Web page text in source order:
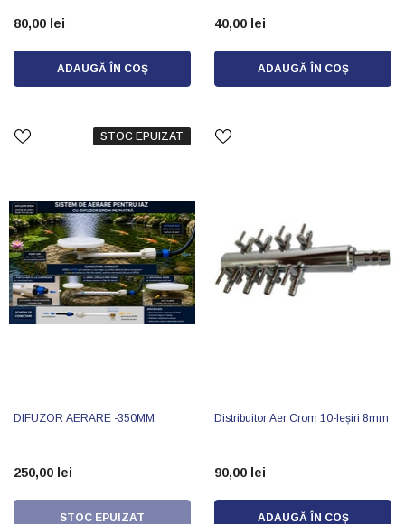
80,00 lei
ADAUGĂ ÎN COȘ
40,00 lei
ADAUGĂ ÎN COȘ
STOC EPUIZAT
DIFUZOR AERARE -350MM
250,00 lei
STOC EPUIZAT
Distribuitor Aer Crom 10-Ieșiri 8mm
90,00 lei
ADAUGĂ ÎN COȘ